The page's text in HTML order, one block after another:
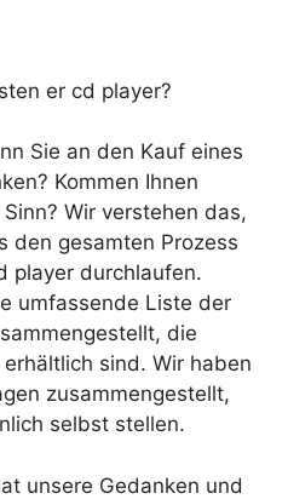
er cd player?
Sie an den Kauf eines
Kommen Ihnen
Wir verstehen das,
den gesamten Prozess
player durchlaufen.
umfassende Liste der
die
sind. Wir haben
zusammengestellt,
selbst stellen.
unsere Gedanken und